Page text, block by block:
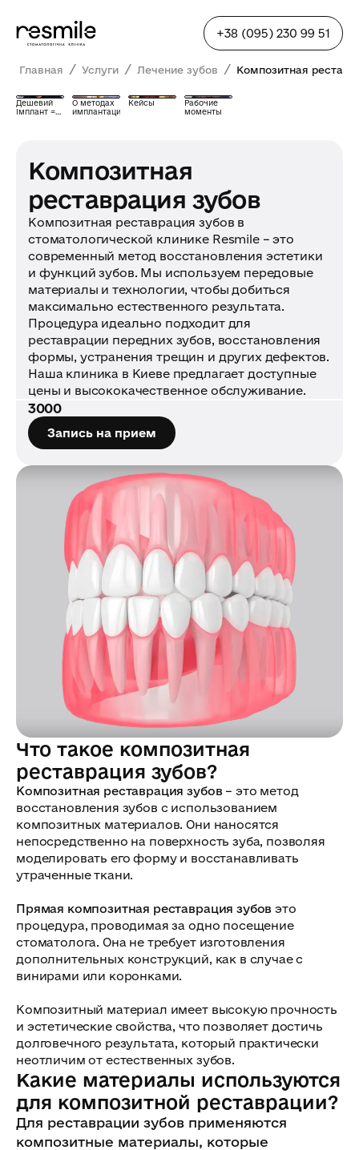
+38 (095) 230 99 51
Главная / Услуги / Лечение зубов / Композитная
Дешевий
імплант =
О методах
имплантации
Кейсы
Рабочие
моменты
Композитная
реставрация зубов
Композитная реставрация зубов в
стоматологической клинике Resmile – это
современный метод восстановления эстетики
и функций зубов. Мы используем передовые
материалы и технологии, чтобы добиться
максимально естественного результата.
Процедура идеально подходит для
реставрации передних зубов, восстановления
формы, устранения трещин и других дефектов.
Наша клиника в Киеве предлагает доступные
цены и высококачественное обслуживание.
Запись на прием
3000
Что такое композитная
реставрация зубов?
Композитная реставрация зубов – это метод
восстановления зубов с использованием
композитных материалов. Они наносятся
непосредственно на поверхность зуба, позволяя
моделировать его форму и восстанавливать
утраченные ткани.
Прямая композитная реставрация зубов это
процедура, проводимая за одно посещение
стоматолога. Она не требует изготовления
дополнительных конструкций, как в случае с
винирами или коронками.
Композитный материал имеет высокую прочность
и эстетические свойства, что позволяет достичь
долговечного результата, который практически
неотличим от естественных зубов.
Какие материалы используются
для композитной реставрации?
Для реставрации зубов применяются
композитные материалы, которые